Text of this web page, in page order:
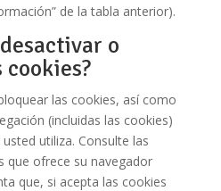
de la tabla anterior).
o
las cookies, así como
(incluidas las cookies)
utiliza. Consulte las
que ofrece su navegador
que, si acepta las cookies